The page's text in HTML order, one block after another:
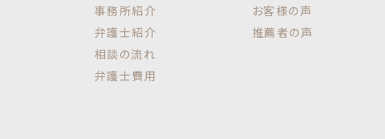
事務所紹介
弁護士紹介
相談の流れ
弁護士費用
お客様の声
推薦者の声